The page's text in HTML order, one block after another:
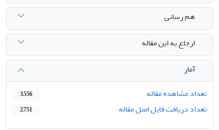
هم رسانی
ارجاع به این مقاله
آمار
تعداد مشاهده مقاله
3,556
تعداد دریافت فایل اصل مقاله 2,751